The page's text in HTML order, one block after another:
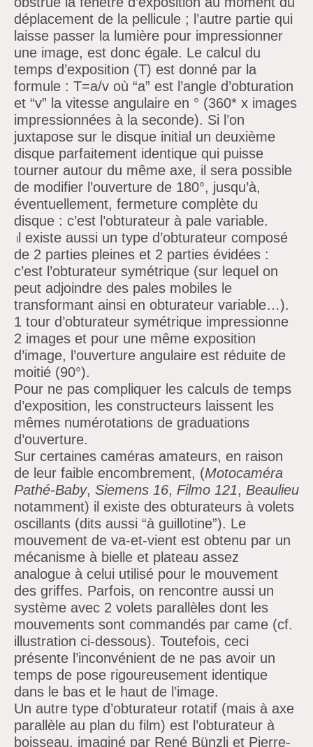
déplacement de la pellicule ; l’autre partie qui
laisse passer la lumière pour impressionner
une image, est donc égale. Le calcul du
temps d’exposition (T) est donné par la
formule : T=a/v où “a” est l’angle d’obturation
et “v” la vitesse angulaire en ° (360* x images
impressionnées à la seconde). Si l’on
juxtapose sur le disque initial un deuxième
disque parfaitement identique qui puisse
tourner autour du même axe, il sera possible
de modifier l’ouverture de 180°, jusqu’à,
éventuellement, fermeture complète du
disque : c’est l’obturateur à pale variable.
Il existe aussi un type d’obturateur composé
de 2 parties pleines et 2 parties évidées :
c’est l’obturateur symétrique (sur lequel on
peut adjoindre des pales mobiles le
transformant ainsi en obturateur variable…).
1 tour d’obturateur symétrique impressionne
2 images et pour une même exposition
d’image, l’ouverture angulaire est réduite de
moitié (90°).
Pour ne pas compliquer les calculs de temps
d’exposition, les constructeurs laissent les
mêmes numérotations de graduations
d’ouverture.
Sur certaines caméras amateurs, en raison
de leur faible encombrement, (Motocaméra
Pathé-Baby, Siemens 16, Filmo 121, Beaulieu
notamment) il existe des obturateurs à volets
oscillants (dits aussi “à guillotine”). Le
mouvement de va-et-vient est obtenu par un
mécanisme à bielle et plateau assez
analogue à celui utilisé pour le mouvement
des griffes. Parfois, on rencontre aussi un
système avec 2 volets parallèles dont les
mouvements sont commandés par came (cf.
illustration ci-dessous). Toutefois, ceci
présente l’inconvénient de ne pas avoir un
temps de pose rigoureusement identique
dans le bas et le haut de l’image.
Un autre type d’obturateur rotatif (mais à axe
parallèle au plan du film) est l’obturateur à
boisseau, imaginé par René Bünzli et Pierre-